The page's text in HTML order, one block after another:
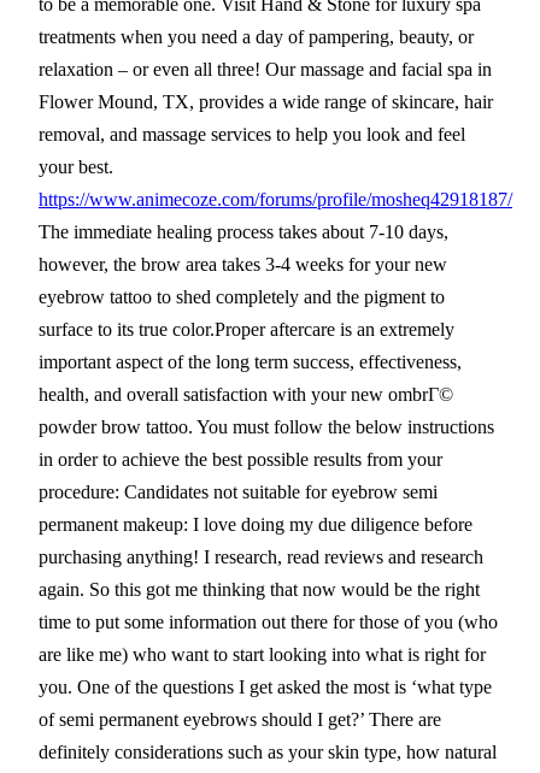
to be a memorable one. Visit Hand & Stone for luxury spa
treatments when you need a day of pampering, beauty, or
relaxation – or even all three! Our massage and facial spa in
Flower Mound, TX, provides a wide range of skincare, hair
removal, and massage services to help you look and feel
your best.
https://www.animecoze.com/forums/profile/mosheq42918187/
The immediate healing process takes about 7-10 days,
however, the brow area takes 3-4 weeks for your new
eyebrow tattoo to shed completely and the pigment to
surface to its true color.Proper aftercare is an extremely
important aspect of the long term success, effectiveness,
health, and overall satisfaction with your new ombrГ©
powder brow tattoo. You must follow the below instructions
in order to achieve the best possible results from your
procedure: Candidates not suitable for eyebrow semi
permanent makeup: I love doing my due diligence before
purchasing anything! I research, read reviews and research
again. So this got me thinking that now would be the right
time to put some information out there for those of you (who
are like me) who want to start looking into what is right for
you. One of the questions I get asked the most is ‘what type
of semi permanent eyebrows should I get?’ There are
definitely considerations such as your skin type, how natural